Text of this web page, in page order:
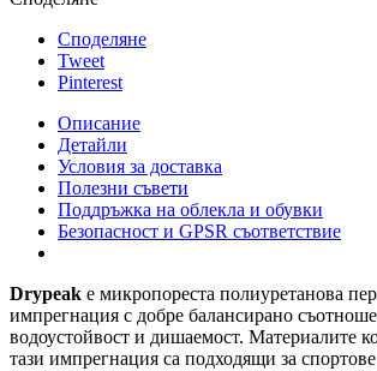
Споделяне
Tweet
Pinterest
Описание
Детайли
Условия за доставка
Полезни съвети
Поддръжка на облекла и обувки
Безопасност и GPSR съответствие
Drypeak е микропореста полиуретанова
импрегнация с добре балансирано
водоустойвост и дишаемост. Материалите
тази импрегнация са подходящи за